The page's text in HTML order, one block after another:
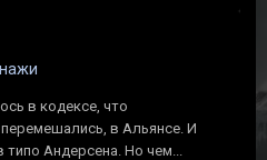
в кодексе, что
в Альянсе. И
типо Андерсена. Но чем...